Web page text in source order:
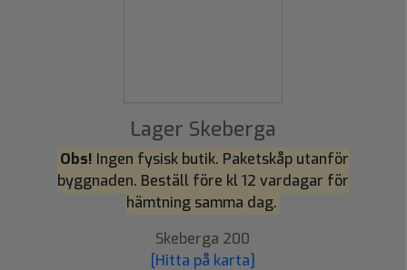
Lager Skeberga
Obs! Ingen fysisk butik. Paketskåp utanför
byggnaden. Beställ före kl 12 vardagar för
hämtning samma dag.
Skeberga 200
[Hitta på karta]